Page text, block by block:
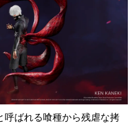
呼ばれる喰種から残虐な拷